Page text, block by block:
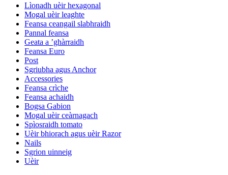
Lìonadh uèir hexagonal
Mogal uèir leaghte
Feansa ceangail slabhraidh
Pannal feansa
Geata a ’ghàrraidh
Feansa Euro
Post
Sgriubha agus Anchor
Accessories
Feansa crìche
Feansa achaidh
Bogsa Gabion
Mogal uèir ceàrnagach
Spìosraidh tomato
Uèir bhiorach agus uèir Razor
Nails
Sgrion uinneig
Uèir